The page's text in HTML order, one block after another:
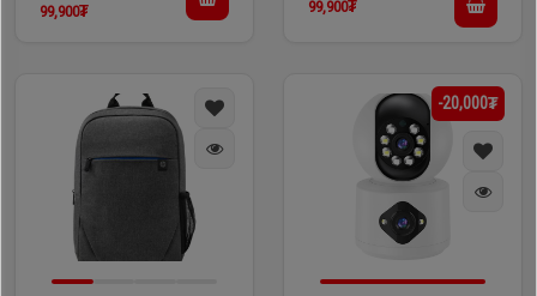
99,900₮ 99,900₮
-20,000₮